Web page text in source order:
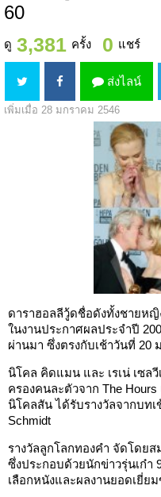
60
ดู 3,381 ครั้ง 0 แชร์
ส่งไลน์
เพิ่มเมื่อ 28 มกราคม 2546
ดาราฮอลลีวู้ดชื่อดังทั้งชายห
ในงานประกาศผลประจำปี
ผ่านมา ซึ่งตรงกับเช้าวันที่ 20
นิโคล คิดแมน และ เรเน่ เซล
ครองคนละตัวจาก The
นิโคลสัน ได้รับรางวัลจากบท
Schmidt
รางวัลลูกโลกทองคำ จัดโดย
ซึ่งประกอบด้วยนักข่าวรุ่นเก๋า
เลือกหนังและผลงานยอดเยี่